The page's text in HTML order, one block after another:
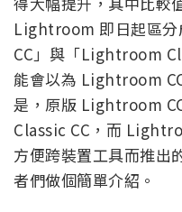
Lightroom 即日起區
CC」與「Lightroom
能會以為 Lightroom
是，原版 Lightroom
Classic CC，而
方便跨裝置工具而推出
者們做個簡單介紹。